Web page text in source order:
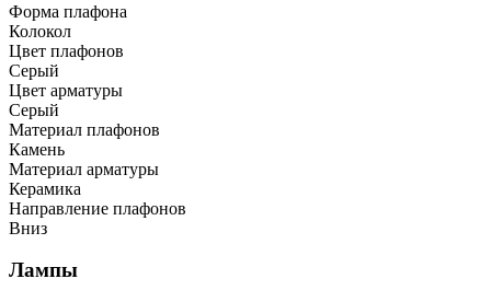
Форма плафона
Колокол
Цвет плафонов
Серый
Цвет арматуры
Серый
Материал плафонов
Камень
Материал арматуры
Керамика
Направление плафонов
Вниз
Лампы